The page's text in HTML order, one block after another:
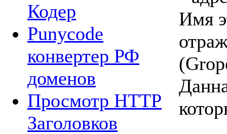
Кодер
Punycode
конвертер РФ
доменов
Просмотр HTTP
Заголовков
Имя